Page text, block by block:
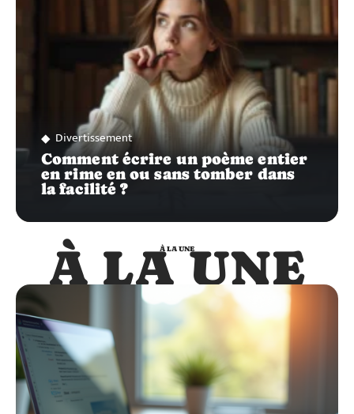
Divertissement
Comment écrire un poème entier
en rime en ou sans tomber dans
la facilité ?
À LA UNE
À LA UNE